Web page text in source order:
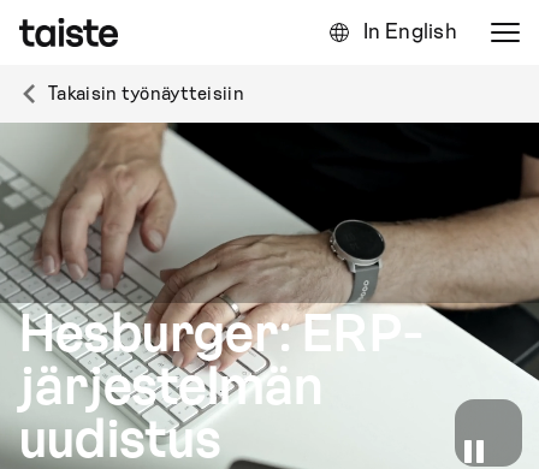
In English
Takaisin työnäytteisiin
Hesburger: ERP-
järjestelmän
uudistus